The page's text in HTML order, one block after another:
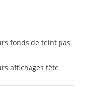
fonds de teint pas
affichages tête